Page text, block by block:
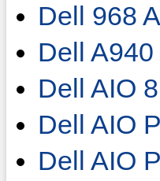
Dell 968
Dell A940
Dell AIO
Dell AIO
Dell AIO